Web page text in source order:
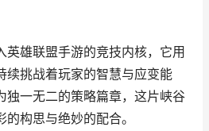
英雄联盟手游的竞技内核，它用
续挑战着玩家的智慧与应变能
独一无二的策略篇章，这片峡谷
构思与绝妙的配合。